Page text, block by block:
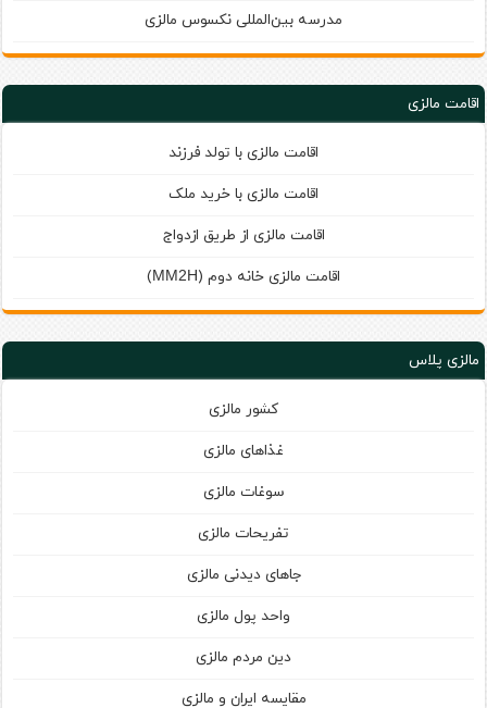
مدرسه بين‌المللی نكسوس مالزی
اقامت مالزی
اقامت مالزی با تولد فرزند
اقامت مالزی با خرید ملک
اقامت مالزی از طریق ازدواج
اقامت مالزی خانه دوم (MM2H
)
مالزی پلاس
کشور مالزی
غذاهای مالزی
سوغات مالزی
تفریحات مالزی
جاهای دیدنی مالزی
واحد پول مالزی
دین مردم مالزی
مقایسه ایران و مالزی